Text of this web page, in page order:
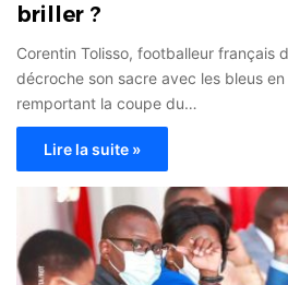
briller ?
Corentin Tolisso, footballeur français
décroche son sacre avec les bleus
remportant la coupe du…
Lire la suite »